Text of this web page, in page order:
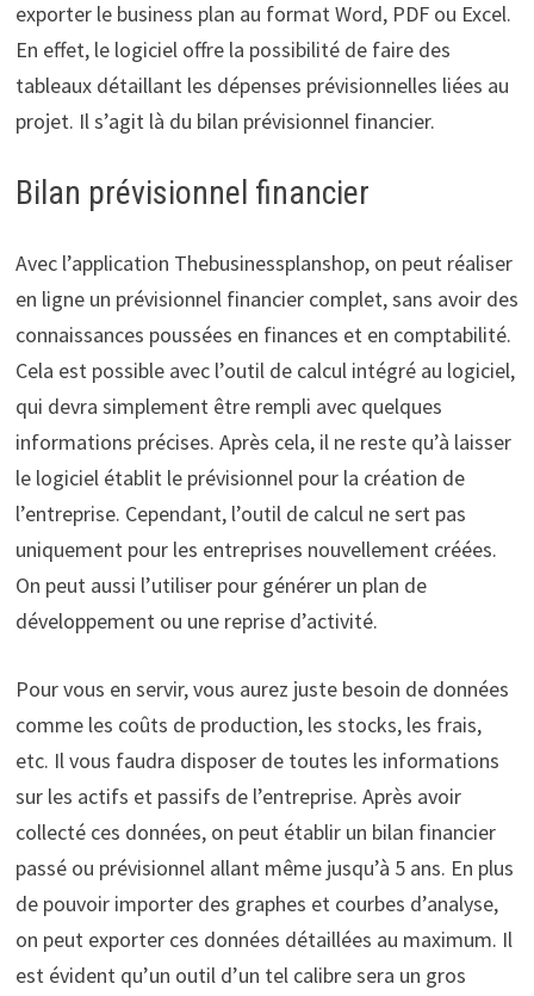
exporter le business plan au format Word, PDF ou Excel.
En effet, le logiciel offre la possibilité de faire des
tableaux détaillant les dépenses prévisionnelles liées au
projet. Il s’agit là du bilan prévisionnel financier.
Bilan prévisionnel financier
Avec l’application Thebusinessplanshop, on peut réaliser
en ligne un prévisionnel financier complet, sans avoir des
connaissances poussées en finances et en comptabilité.
Cela est possible avec l’outil de calcul intégré au logiciel,
qui devra simplement être rempli avec quelques
informations précises. Après cela, il ne reste qu’à laisser
le logiciel établit le prévisionnel pour la création de
l’entreprise. Cependant, l’outil de calcul ne sert pas
uniquement pour les entreprises nouvellement créées.
On peut aussi l’utiliser pour générer un plan de
développement ou une reprise d’activité.
Pour vous en servir, vous aurez juste besoin de données
comme les coûts de production, les stocks, les frais,
etc. Il vous faudra disposer de toutes les informations
sur les actifs et passifs de l’entreprise. Après avoir
collecté ces données, on peut établir un bilan financier
passé ou prévisionnel allant même jusqu’à 5 ans. En plus
de pouvoir importer des graphes et courbes d’analyse,
on peut exporter ces données détaillées au maximum. Il
est évident qu’un outil d’un tel calibre sera un gros